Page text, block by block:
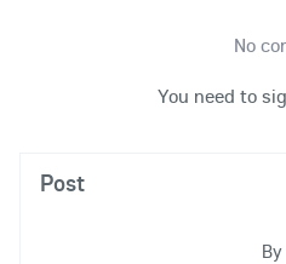
No
You need to
Post
By